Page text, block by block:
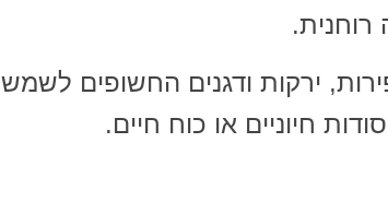
רוחנית.
ירקות ודגנים החשופים לשמש
חיוניים או כוח חיים.